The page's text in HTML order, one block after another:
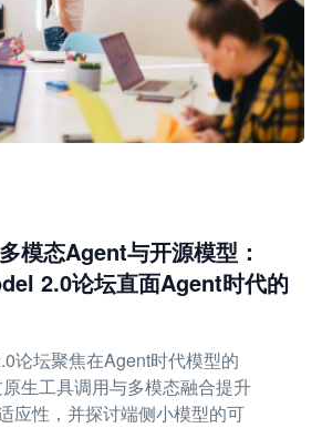
模态Agent与开源模型：
2.0论坛直面Agent时代的
论坛聚焦在Agent时代模型的
生工具调用与多模态融合提升
应性，并探讨端侧小模型的可